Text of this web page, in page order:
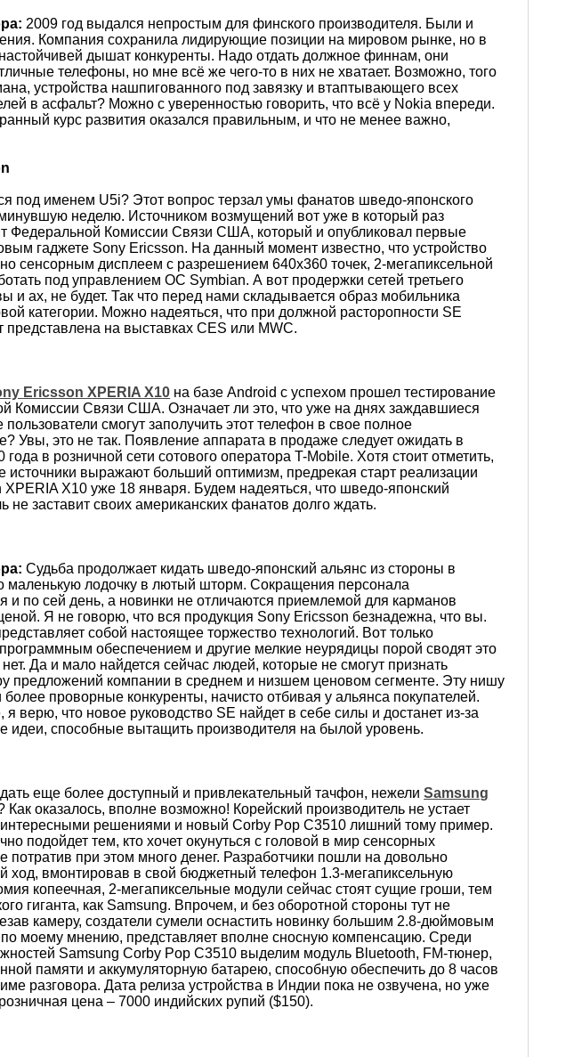
2009 год выдался непростым для финского производителя. Были и
Компания сохранила лидирующие позиции на мировом рынке, но в
дышат конкуренты. Надо отдать должное финнам, они
телефоны, но мне всё же чего-то в них не хватает. Возможно, того
устройства нашпигованного под завязку и втаптывающего всех
в асфальт? Можно с уверенностью говорить, что всё у Nokia впереди.
курс развития оказался правильным, и что не менее важно,
под именем U5i? Этот вопрос терзал умы фанатов шведо-японского
неделю. Источником возмущений вот уже в который раз
Федеральной Комиссии Связи США, который и опубликовал первые
гаджете Sony Ericsson. На данный момент известно, что устройство
сенсорным дисплеем с разрешением 640х360 точек, 2-мегапиксельной
под управлением ОС Symbian. А вот продержки сетей третьего
и ах, не будет. Так что перед нами складывается образ мобильника
категории. Можно надеяться, что при должной расторопности SE
представлена на выставках CES или MWC.
Ericsson XPERIA X10 на базе Android с успехом прошел тестирование
Комиссии Связи США. Означает ли это, что уже на днях заждавшиеся
пользователи смогут заполучить этот телефон в свое полное
Увы, это не так. Появление аппарата в продаже следует ожидать в
в розничной сети сотового оператора T-Mobile. Хотя стоит отметить,
источники выражают больший оптимизм, предрекая старт реализации
XPERIA X10 уже 18 января. Будем надеяться, что шведо-японский
не заставит своих американских фанатов долго ждать.
Судьба продолжает кидать шведо-японский альянс из стороны в
маленькую лодочку в лютый шторм. Сокращения персонала
и по сей день, а новинки не отличаются приемлемой для карманов
Я не говорю, что вся продукция Sony Ericsson безнадежна, что вы.
собой настоящее торжество технологий. Вот только
обеспечением и другие мелкие неурядицы порой сводят это
Да и мало найдется сейчас людей, которые не смогут признать
предложений компании в среднем и низшем ценовом сегменте. Эту нишу
более проворные конкуренты, начисто отбивая у альянса покупателей.
верю, что новое руководство SE найдет в себе силы и достанет из-за
идеи, способные вытащить производителя на былой уровень.
еще более доступный и привлекательный тачфон, нежелиSamsung
Как оказалось, вполне возможно! Корейский производитель не устает
интересными решениями и новый Corby Pop C3510 лишний тому пример.
подойдет тем, кто хочет окунуться с головой в мир сенсорных
потратив при этом много денег. Разработчики пошли на довольно
ход, вмонтировав в свой бюджетный телефон 1.3-мегапиксельную
копеечная, 2-мегапиксельные модули сейчас стоят сущие гроши, тем
гиганта, как Samsung. Впрочем, и без оборотной стороны тут не
камеру, создатели сумели оснастить новинку большим 2.8-дюймовым
по моему мнению, представляет вполне сносную компенсацию. Среди
Samsung Corby Pop C3510 выделим модуль Bluetooth, FM-тюнер,
памяти и аккумуляторную батарею, способную обеспечить до 8 часов
разговора. Дата релиза устройства в Индии пока не озвучена, но уже
цена – 7000 индийских рупий ($150).